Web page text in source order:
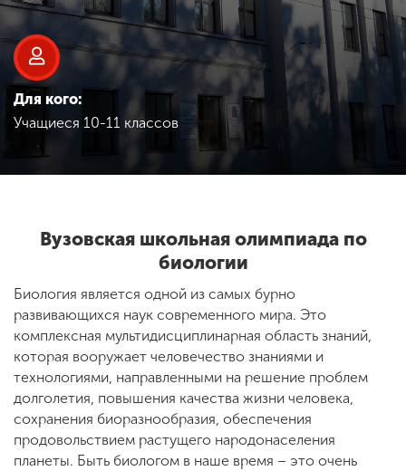
Другие виды
деятельности
Студенческая жизнь
ENG SPN CHI
Приемная
комиссия
+7 (831) 262-26-20
Для кого:
Учащиеся 10-11 классов
Вузовская школьная олимпиада по
биологии
Биология является одной из самых бурно
развивающихся наук современного мира. Это
комплексная мультидисциплинарная область знаний,
которая вооружает человечество знаниями и
технологиями, направленными на решение проблем
долголетия, повышения качества жизни человека,
сохранения биоразнообразия, обеспечения
продовольствием растущего народонаселения
планеты. Быть биологом в наше время – это очень